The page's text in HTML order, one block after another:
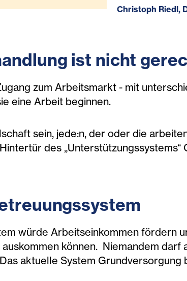
Christoph Riedl,
ist nicht
zum Arbeitsmarkt - mit
eine Arbeit beginnen.
sein, jede:n, der oder die
des
würde Arbeitseinkommen fördern
können. Niemandem darf
aktuelle System